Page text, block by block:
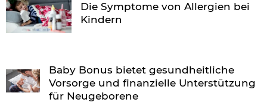
Die Symptome von Allergien bei
Kindern
Baby Bonus bietet gesundheitliche
Vorsorge und finanzielle Unterstützung
für Neugeborene